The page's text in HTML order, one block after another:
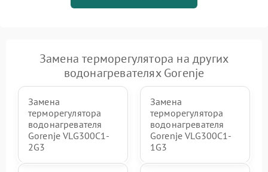
Замена терморегулятора на других
водонагревателях Gorenje
Замена
терморегулятора
водонагревателя
Gorenje VLG300C1-
2G3
Замена
терморегулятора
водонагревателя
Gorenje VLG300C1-
1G3